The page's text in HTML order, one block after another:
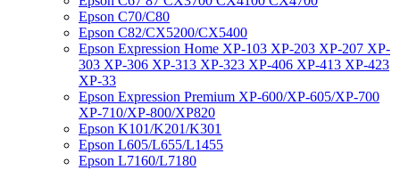
Epson C70/C80
Epson C82/CX5200/CX5400
Epson Expression Home XP-103 XP-203 XP-207 XP-
303 XP-306 XP-313 XP-323 XP-406 XP-413 XP-423
XP-33
Epson Expression Premium XP-600/XP-605/XP-700
XP-710/XP-800/XP820
Epson K101/K201/K301
Epson L605/L655/L1455
Epson L7160/L7180